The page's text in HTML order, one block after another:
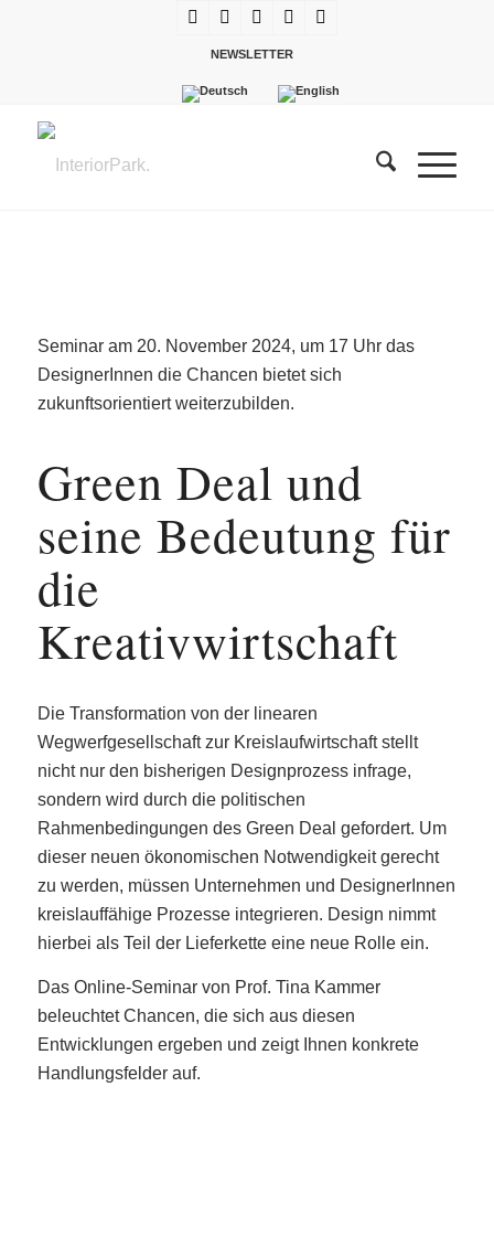
NEWSLETTER
Seminar am 20. November 2024, um 17 Uhr das
DesignerInnen die Chancen bietet sich
zukunftsorientiert weiterzubilden.
Green Deal und
seine Bedeutung für
die
Kreativwirtschaft
Die Transformation von der linearen
Wegwerfgesellschaft zur Kreislaufwirtschaft stellt
nicht nur den bisherigen Designprozess infrage,
sondern wird durch die politischen
Rahmenbedingungen des Green Deal gefordert. Um
dieser neuen ökonomischen Notwendigkeit gerecht
zu werden, müssen Unternehmen und DesignerInnen
kreislauffähige Prozesse integrieren. Design nimmt
hierbei als Teil der Lieferkette eine neue Rolle ein.
Das Online-Seminar von Prof. Tina Kammer
beleuchtet Chancen, die sich aus diesen
Entwicklungen ergeben und zeigt Ihnen konkrete
Handlungsfelder auf.